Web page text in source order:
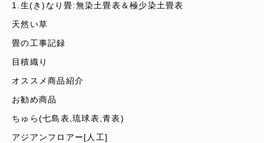
1.生(き)なり畳:無染土畳表＆極少染土畳表
天然い草
畳の工事記録
目積織り
オススメ商品紹介
お勧め商品
ちゅら(七島表,琉球表,青表)
アジアンフロアー[人工]